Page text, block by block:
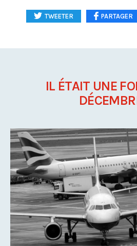
TWEETER PARTAGER
IL ÉTAIT UNE